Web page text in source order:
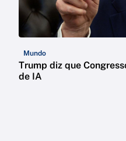
Mundo
Trump diz que
de IA